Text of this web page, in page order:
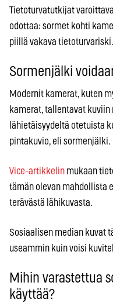
Tietoturvatutkijat
odottaa: sormet kohti
piillä vakava tietoturvariski.
Sormenjälki
Modernit kamerat, kuten
kamerat, tallentavat
lähietäisyydeltä otetuista
pintakuvio, eli sormenjälki.
Vice-artikkelin mukaan
tämän olevan mahdollista
terävästä lähikuvasta.
Sosiaalisen median kuvat
useammin kuin voisi
Mihin varastettua
käyttää?